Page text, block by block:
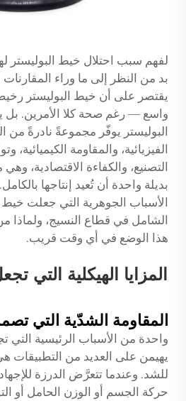
لفهم سبب احتلال خيط البوليستر
بد من النظر إلى ما وراء
يقتصر على أن خيط البوليستر
واسع — رغم صحة كلا الأمرين.
البوليستر يوفّر مجموعةً نادرةً من
الفيزيائية، والمقاومة الكيميائية،
التصنيع، والكفاءة الاقتصادية،
بديلة واحدة أن تُعيد إنتاجها
الأسباب الجوهرية التي جعلت خيط
الشامل في قطاع النسيج، ولماذا
هذا الوضع في أي وقت قريب.
المزايا الهيكلية التي
المقاومة الشدّية التي
واحدة من الأسباب الرئيسية التي
يهيمن على العديد من التطبيقات
للشد. وعندما تتعرَّض الدرزة
حركة الجسم أو الوزن الحامل أو